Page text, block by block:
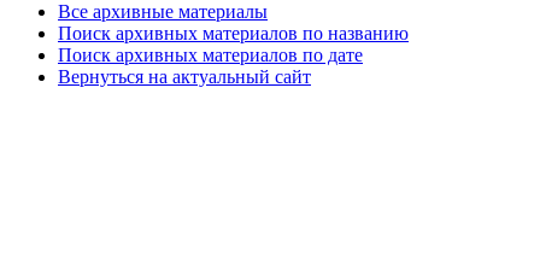
Все архивные материалы
Поиск архивных материалов по названию
Поиск архивных материалов по дате
Вернуться на актуальный сайт